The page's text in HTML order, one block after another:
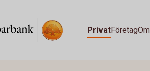
PrivatFöretag